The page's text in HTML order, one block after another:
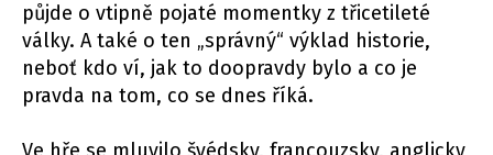
půjde o vtipně pojaté momentky z třicetileté
války. A také o ten „správný“ výklad historie,
neboť kdo ví, jak to doopravdy bylo a co je
pravda na tom, co se dnes říká.